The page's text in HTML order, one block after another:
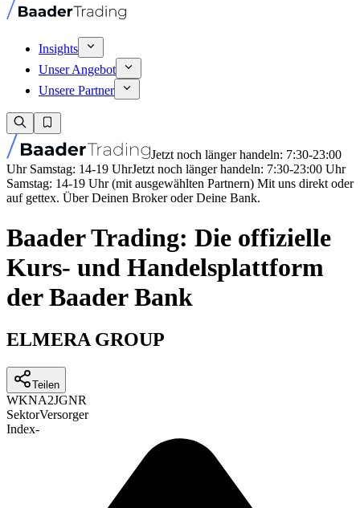
Insights
Unser Angebot
Unsere Partner
Jetzt noch länger handeln: 7:30-23:00
Uhr Samstag: 14-19 UhrJetzt noch länger handeln: 7:30-23:00 Uhr
Samstag: 14-19 Uhr (mit ausgewählten Partnern) Mit uns direkt oder
auf gettex. Über Deinen Broker oder Deine Bank.
Baader Trading: Die offizielle
Kurs- und Handelsplattform
der Baader Bank
ELMERA GROUP
Teilen
WKNA2JGNR
SektorVersorger
Index-